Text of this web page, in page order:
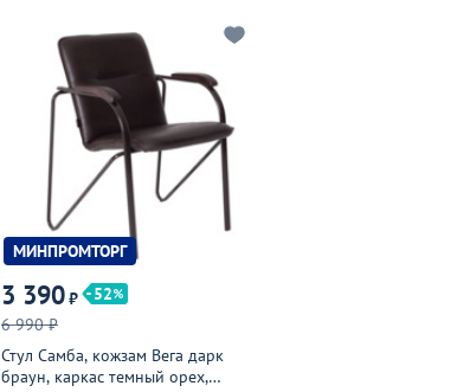
МИНПРОМТОРГ
3 390₽
52
6 990 ₽
Стул Самба, кожзам Вега дарк
браун, каркас темный орех,